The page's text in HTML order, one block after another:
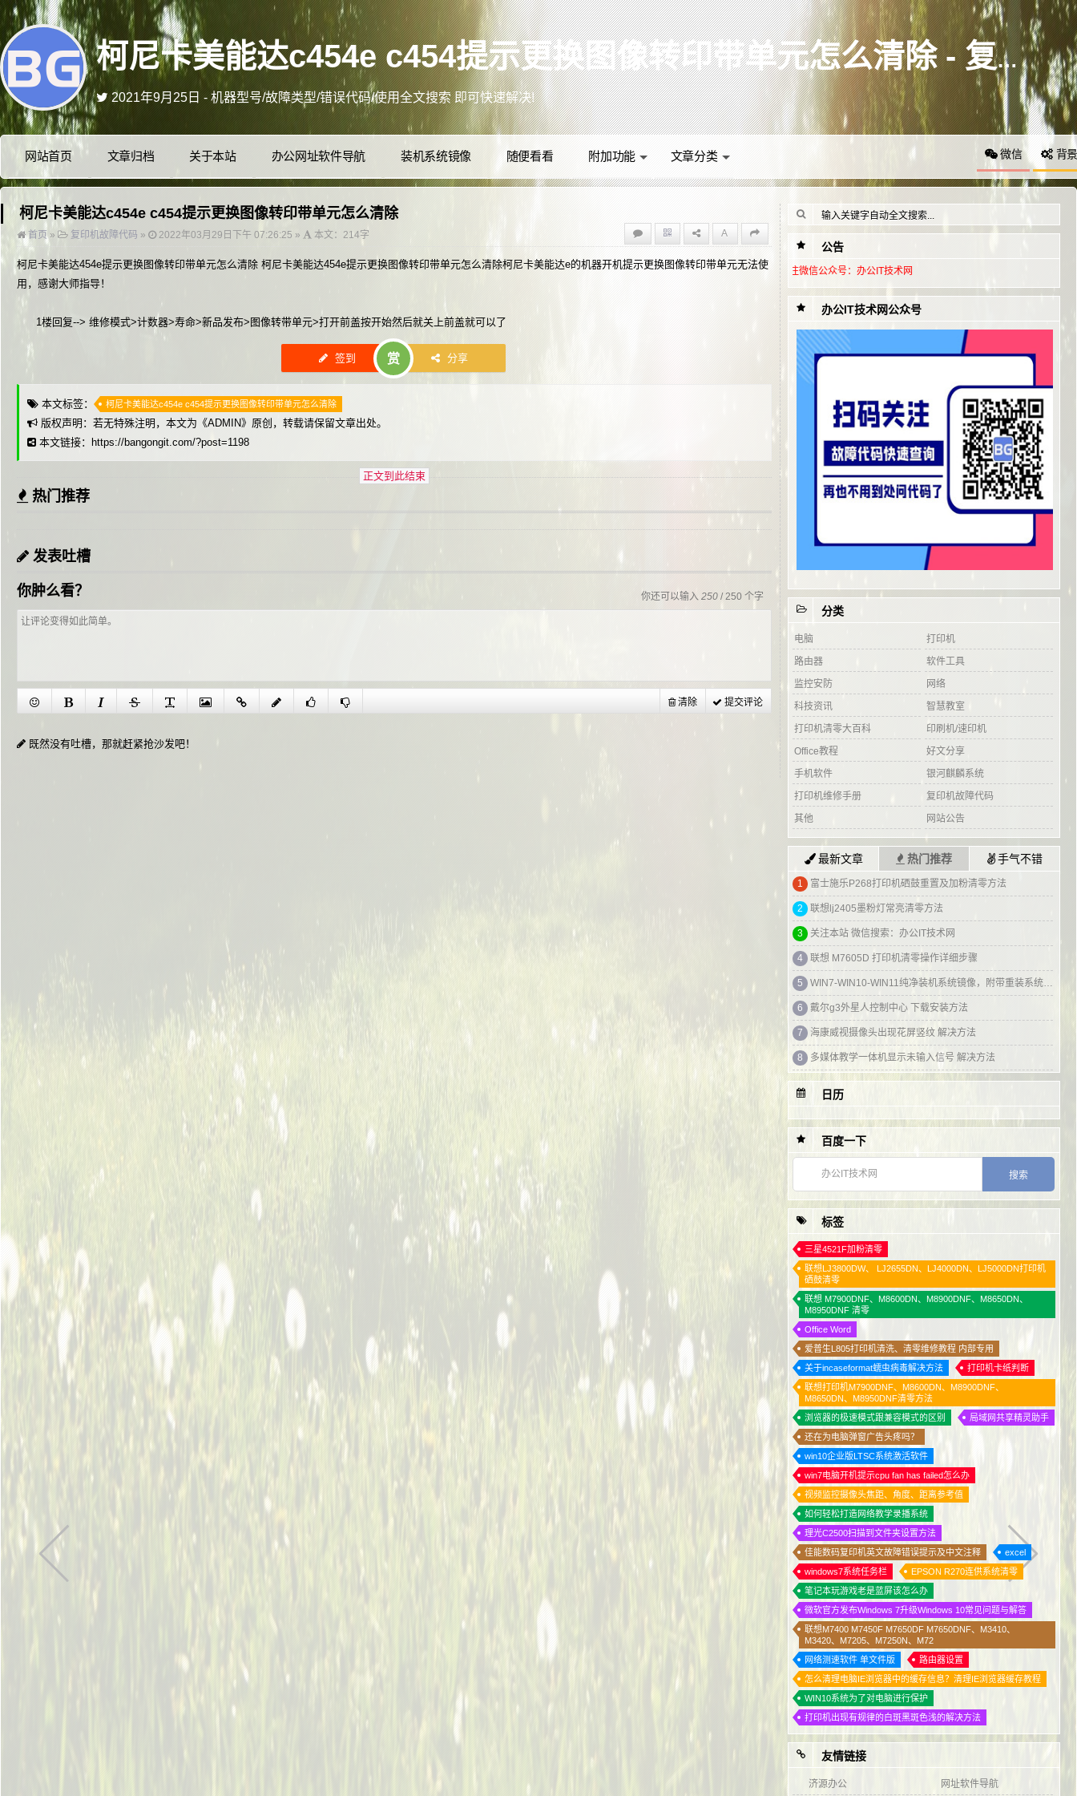
柯尼卡美能达c454e c454提示更换图像转印带单元怎么清除 - 复印机故障代码 - 办公IT技术网 bangongit.com
2021年4月5日 - 网页端/手机端网站美化,背景更换！
2021年1月25日 - 喜欢本站的可以Ctrl+D把本站加入收藏夹，以方便日后访问！
2020年6月7日 - 不固定时间更新维修中的小技巧(●'◡'●)ﾉ❤
2021年12月16日 - 更多资讯 关注微信公众号：办公IT技术网
2021年9月25日 - 机器型号/故障类型/错误代码/使用全文搜索 即可快速解决!
网站首页 文章归档 关于本站 办公网址软件导航 装机系统镜像 随便看看 附加功能 文章分类 微信 背景
柯尼卡美能达c454e c454提示更换图像转印带单元怎么清除
首页» 复印机故障代码 » 2022年03月29日下午 07:26:25 » 本文：214字 A
柯尼卡美能达454e提示更换图像转印带单元怎么清除 柯尼卡美能达454e提示更换图像转印带单元怎么清除柯尼卡美能达e的机器开机提示更换图像转印带单元无法使
用，感谢大师指导！
1楼回复--> 维修模式>计数器>寿命>新品发布>图像转带单元>打开前盖按开始然后就关上前盖就可以了
签到 赏 分享
本文标签： 柯尼卡美能达c454e c454提示更换图像转印带单元怎么清除
版权声明：若无特殊注明，本文为《ADMIN》原创，转载请保留文章出处。
本文链接：https://bangongit.com/?post=1198
正文到此结束
热门推荐
发表吐槽
你肿么看？ 你还可以输入 250 / 250 个字
提交评论
清除
既然没有吐槽，那就赶紧抢沙发吧！
公告
更多资讯 关注微信公众号：办公IT技术网
办公IT技术网公众号
分类
电脑
打印机
路由器
软件工具
监控安防
网络
科技资讯
智慧教室
打印机清零大百科
印刷机/速印机
Office教程
好文分享
手机软件
银河麒麟系统
打印机维修手册
复印机故障代码
其他
网站公告
最新文章 热门推荐 手气不错
1 富士施乐P268打印机硒鼓重置及加粉清零方法
2 联想lj2405墨粉灯常亮清零方法
3 关注本站 微信搜索：办公IT技术网
4 联想 M7605D 打印机清零操作详细步骤
5 WIN7-WIN10-WIN11纯净装机系统镜像，附带重装系统教程！
6 戴尔g3外星人控制中心 下载安装方法
7 海康威视摄像头出现花屏竖纹 解决方法
8 多媒体教学一体机显示未输入信号 解决方法
1 电脑运行过慢的原因分析
BIOS的UEFI选项呈灰色无法更改的解决办法
windows无法查看照片 内存不足 解决方法
人生需要奋斗的12大理由
5 显卡风扇开机后不转是什么原因？
6 办公电脑清理C盘空间 最有效的方法
7 如何更改电脑日期？更改电脑日期的方法
8 Xp系统出现蓝屏代码 0x0000007b 解决方法
日历
百度一下
标签
三星4521F加粉清零
联想LJ3800DW、 LJ2655DN、LJ4000DN、LJ5000DN打印机
硒鼓清零
联想 M7900DNF、M8600DN、M8900DNF、M8650DN、
M8950DNF 清零
Office Word
爱普生L805打印机清洗、清零维修教程 内部专用
关于incaseformat蠕虫病毒解决方法
打印机卡纸判断
联想打印机M7900DNF、M8600DN、M8900DNF、
M8650DN、M8950DNF清零方法
浏览器的极速模式跟兼容模式的区别
局域网共享精灵助手
还在为电脑弹窗广告头疼吗？
win10企业版LTSC系统激活软件
win7电脑开机提示cpu fan has failed怎么办
视频监控摄像头焦距、角度、距离参考值
如何轻松打造网络教学录播系统
理光C2500扫描到文件夹设置方法
佳能数码复印机英文故障错误提示及中文注释
excel
windows7系统任务栏
EPSON R270连供系统清零
笔记本玩游戏老是蓝屏该怎么办
微软官方发布Windows 7升级Windows 10常见问题与解答
联想M7400 M7450F M7650DF M7650DNF、M3410、
M3420、M7205、M7250N、M72
网络测速软件 单文件版
路由器设置
怎么清理电脑IE浏览器中的缓存信息？清理IE浏览器缓存教程
WIN10系统为了对电脑进行保护
打印机出现有规律的白斑黑斑色浅的解决方法
友情链接
济源办公 网址软件导航